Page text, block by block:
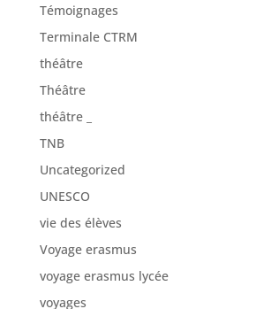
Témoignages
Terminale CTRM
théâtre
Théâtre
théâtre _
TNB
Uncategorized
UNESCO
vie des élèves
Voyage erasmus
voyage erasmus lycée
voyages